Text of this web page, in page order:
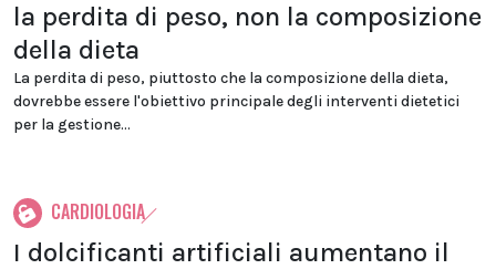
la perdita di peso, non la composizione
della dieta
La perdita di peso, piuttosto che la composizione della dieta,
dovrebbe essere l'obiettivo principale degli interventi dietetici
per la gestione...
CARDIOLOGIA
I dolcificanti artificiali aumentano il